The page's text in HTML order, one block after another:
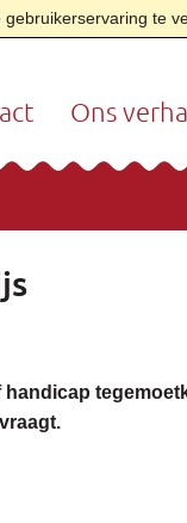
te
Ons
handicap